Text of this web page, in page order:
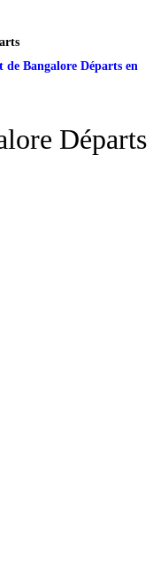
de Bangalore Départs en
Départs